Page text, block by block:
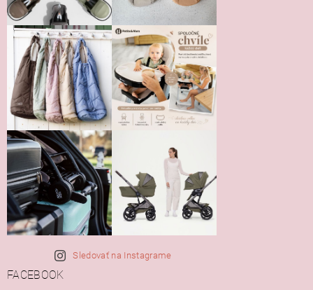
Vložením hodnotenie súhlasíte s
podmienkami ochrany
osobných údajov
Sledovať na Instagrame
FACEBOOK